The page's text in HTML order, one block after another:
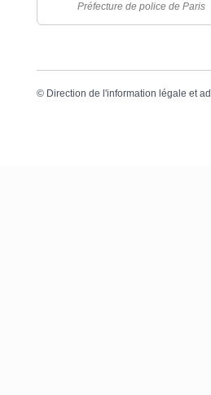
Préfecture de police de Paris
© Direction de l'information légale et